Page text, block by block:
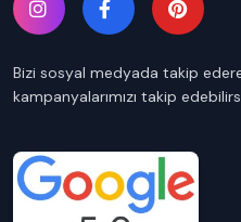
Bizi sosyal medyada takip
kampanyalarımızı takip